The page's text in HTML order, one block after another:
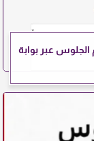
القومي ورقم الجلوس عبر بوابة